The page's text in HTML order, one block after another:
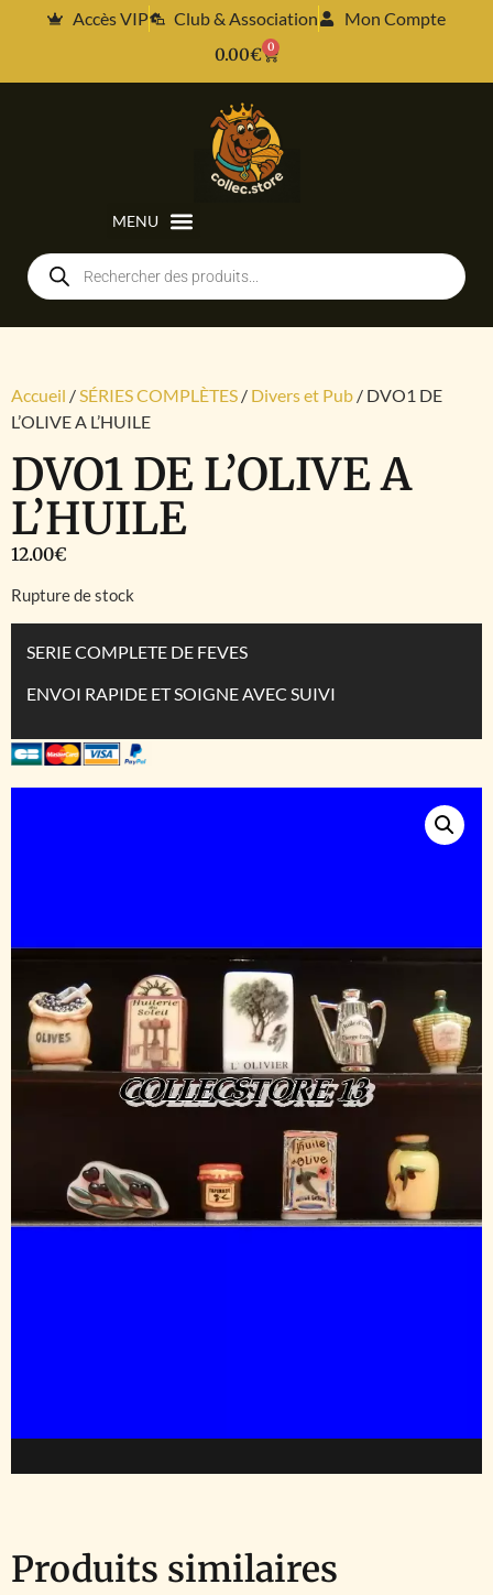
Accès VIP Club & Association
Mon Compte
0.00€ 0
Accueil /SÉRIES COMPLÈTES / Divers et Pub / DVO1 DE
L’OLIVE A L’HUILE
DVO1 DE L’OLIVE A
L’HUILE
12.00€
Rupture de stock
SERIE COMPLETE DE FEVES
ENVOI RAPIDE ET SOIGNE AVEC SUIVI
Produits similaires